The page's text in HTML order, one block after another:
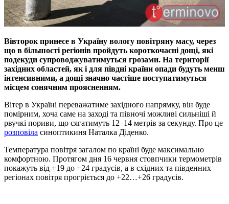
Вівторок принесе в Україну вологу повітряну масу, через
що в більшості регіонів пройдуть короткочасні дощі, які
подекуди супроводжуватимуться грозами. На території
західних областей, як і для півдні країни опади будуть менш
інтенсивними, а дощі значно частіше поступатимуться
місцем сонячним проясненням.
Вітер в Україні переважатиме західного напрямку, він буде
помірним, хоча саме на заході та півночі можливі сильніші й
рвучкі пориви, що сягатимуть 12–14 метрів за секунду. Про це
розповіла синоптикиня Наталка Діденко.
Температура повітря загалом по країні буде максимально
комфортною. Протягом дня 16 червня стовпчики термометрів
покажуть від +19 до +24 градусів, а в східних та південних
регіонах повітря прогріється до +22…+26 градусів.